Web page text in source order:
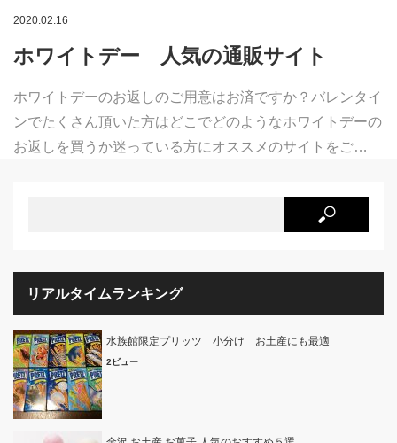
2020.02.16
ホワイトデー 人気の通販サイト
ホワイトデーのお返しのご用意はお済ですか？バレンタイ
ンでたくさん頂いた方はどこでどのようなホワイトデーの
お返しを買うか迷っている方にオススメのサイトをご…
リアルタイムランキング
水族館限定プリッツ 小分け お土産にも最適
2ビュー